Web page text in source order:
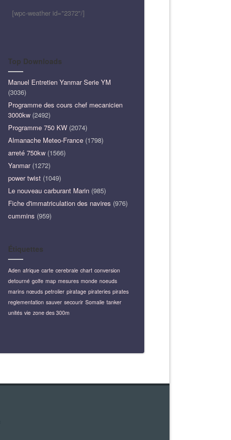
[wpc-weather id="2372"/]
Top Downloads
Manuel Entretien Yanmar Serie YM
(3036)
Programme des cours chef mecanicien
3000kw (2492)
Programme 750 KW (2074)
Almanache Meteo-France (1798)
arreté 750kw (1566)
Yanmar(1272)
power twist (1049)
Le nouveau carburant Marin (985)
Fiche d'immatriculation des navires (976)
cummins (959)
Étiquettes
Aden afrique carte cerebrale chart conversion
detourné golfe map mesures monde noeuds
marins nœuds petrolier piratage pirateries pirates
reglementation sauver secourir Somalie tanker
unités vie zone des 300m